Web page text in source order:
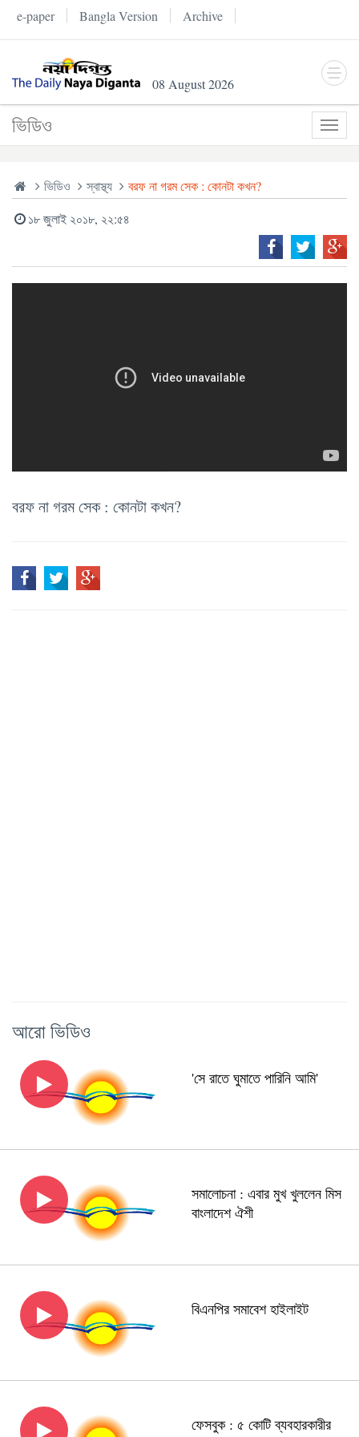
e-paper Bangla Version Archive
08 August 2026
ভিডিও
ভিডিও স্বাস্থ্য
বরফ না গরম সেক : কোনটা কখন?
১৮ জুলাই ২০১৮, ২২:৫৪
বরফ না গরম সেক : কোনটা কখন?
আরো ভিডিও
'সে রাতে ঘুমাতে পারিনি আমি'
সমালোচনা : এবার মুখ খুললেন মিস
বাংলাদেশ ঐশী
বিএনপির সমাবেশ হাইলাইট
ফেসবুক : ৫ কোটি ব্যবহারকারীর